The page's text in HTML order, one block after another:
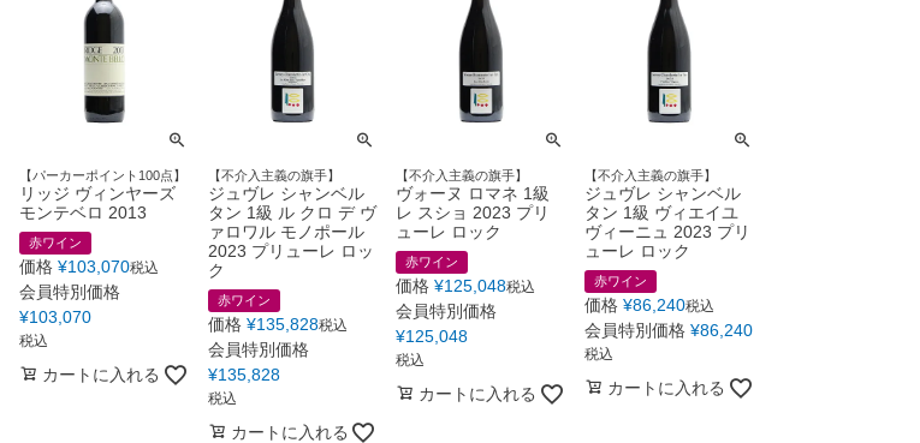
【パーカーポイント100点】
リッジ ヴィンヤーズ
モンテベロ 2013
赤ワイン
価格 ¥103,070税込
会員特別価格
¥103,070
税込
カートに入れる
【不介入主義の旗手】
ジュヴレ シャンベル
タン 1級 ル クロ デ ヴ
ァロワル モノポール
2023 プリューレ ロッ
ク
赤ワイン
価格 ¥135,828税込
会員特別価格
¥135,828
税込
カートに入れる
【不介入主義の旗手】
ヴォーヌ ロマネ 1級
レ スショ 2023 プリ
ューレ ロック
赤ワイン
価格 ¥125,048税込
会員特別価格
¥125,048
税込
カートに入れる
【不介入主義の旗手】
ジュヴレ シャンベル
タン 1級 ヴィエイユ
ヴィーニュ 2023 プリ
ューレ ロック
赤ワイン
価格 ¥86,240税込
会員特別価格 ¥86,240
税込
カートに入れる